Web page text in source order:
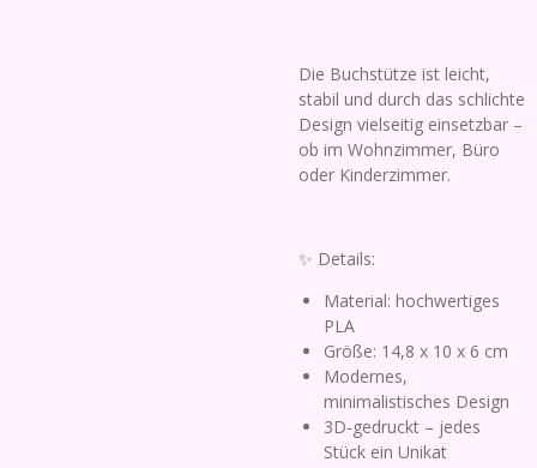
Die Buchstütze ist leicht,
stabil und durch das schlichte
Design vielseitig einsetzbar –
ob im Wohnzimmer, Büro
oder Kinderzimmer.
✨ Details:
Material: hochwertiges
PLA
Größe: 14,8 x 10 x 6 cm
Modernes,
minimalistisches Design
3D-gedruckt – jedes
Stück ein Unikat